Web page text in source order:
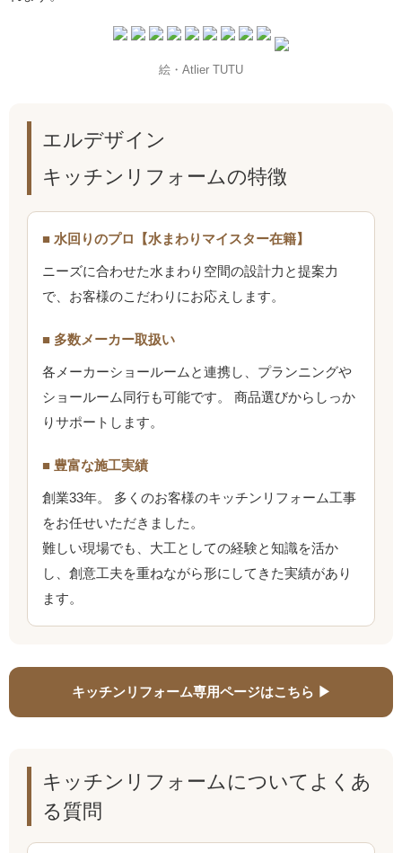
絵・Atlier TUTU
エルデザイン
キッチンリフォームの特徴
■ 水回りのプロ【水まわりマイスター在籍】
ニーズに合わせた水まわり空間の設計力と提案力
で、お客様のこだわりにお応えします。
■ 多数メーカー取扱い
各メーカーショールームと連携し、プランニングや
ショールーム同行も可能です。 商品選びからしっか
りサポートします。
■ 豊富な施工実績
創業33年。 多くのお客様のキッチンリフォーム工事
をお任せいただきました。
難しい現場でも、大工としての経験と知識を活か
し、創意工夫を重ねながら形にしてきた実績があり
ます。
キッチンリフォーム専用ページはこちら ▶
キッチンリフォームについてよくあ
る質問